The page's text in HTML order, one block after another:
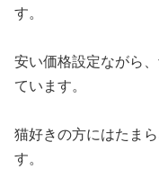
す。
安い価格設定ながら
ています。
猫好きの方にはたま
す。